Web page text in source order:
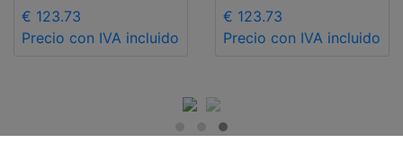
€ 123.73
Precio con IVA incluido
€ 123.73
Precio con IVA incluido